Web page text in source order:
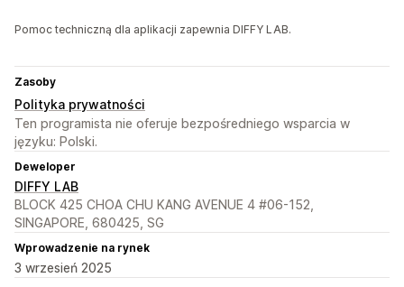
Pomoc techniczną dla aplikacji zapewnia DIFFY LAB.
Zasoby
Polityka prywatności
Ten programista nie oferuje bezpośredniego wsparcia w
języku: Polski.
Deweloper
DIFFY LAB
BLOCK 425 CHOA CHU KANG AVENUE 4 #06-152,
SINGAPORE, 680425, SG
Wprowadzenie na rynek
3 wrzesień 2025